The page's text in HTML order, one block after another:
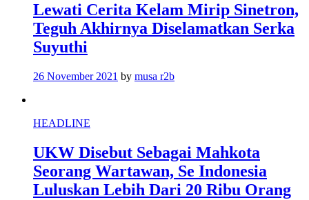
Lewati Cerita Kelam Mirip Sinetron,
Teguh Akhirnya Diselamatkan Serka
Suyuthi
26 November 2021 by musa r2b
HEADLINE
UKW Disebut Sebagai Mahkota
Seorang Wartawan, Se Indonesia
Luluskan Lebih Dari 20 Ribu Orang